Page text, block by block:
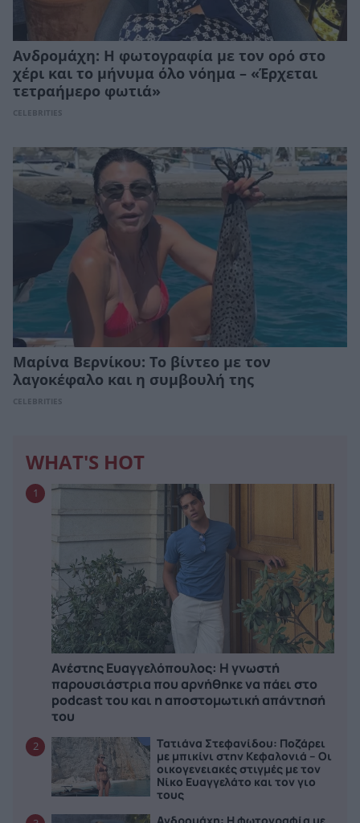
Ανδρομάχη: Η φωτογραφία με τον ορό στο
χέρι και το μήνυμα όλο νόημα – «Έρχεται
τετραήμερο φωτιά»
CELEBRITIES
Μαρίνα Βερνίκου: Το βίντεο με τον
λαγοκέφαλο και η συμβουλή της
CELEBRITIES
WHAT'S HOT
1
Ανέστης Ευαγγελόπουλος: Η γνωστή
παρουσιάστρια που αρνήθηκε να πάει στο
podcast του και η αποστομωτική απάντησή
του
2
Τατιάνα Στεφανίδου: Ποζάρει
με μπικίνι στην Κεφαλονιά – Οι
οικογενειακές στιγμές με τον
Νίκο Ευαγγελάτο και τον γιο
τους